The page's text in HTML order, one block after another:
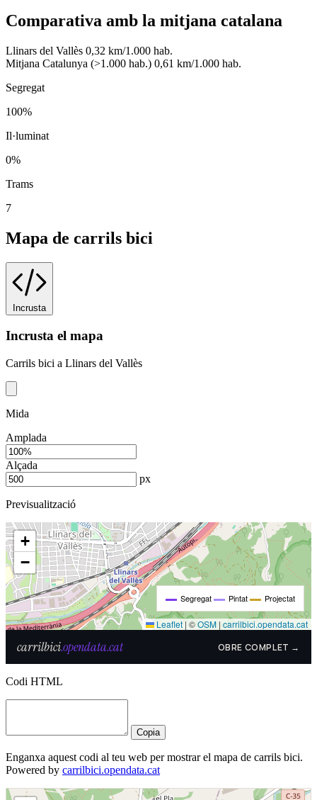
Comparativa amb la mitjana catalana
Llinars del Vallès 0,32 km/1.000 hab.
Mitjana Catalunya (>1.000 hab.) 0,61 km/1.000 hab.
Segregat
100%
Il·luminat
0%
Trams
7
Mapa de carrils bici
Incrusta
Incrusta el mapa
Carrils bici a Llinars del Vallès
Mida
Amplada
Alçada
px
Previsualització
Codi HTML
Copia
Enganxa aquest codi al teu web per mostrar el mapa de carrils bici.
Powered by carrilbici.opendata.cat